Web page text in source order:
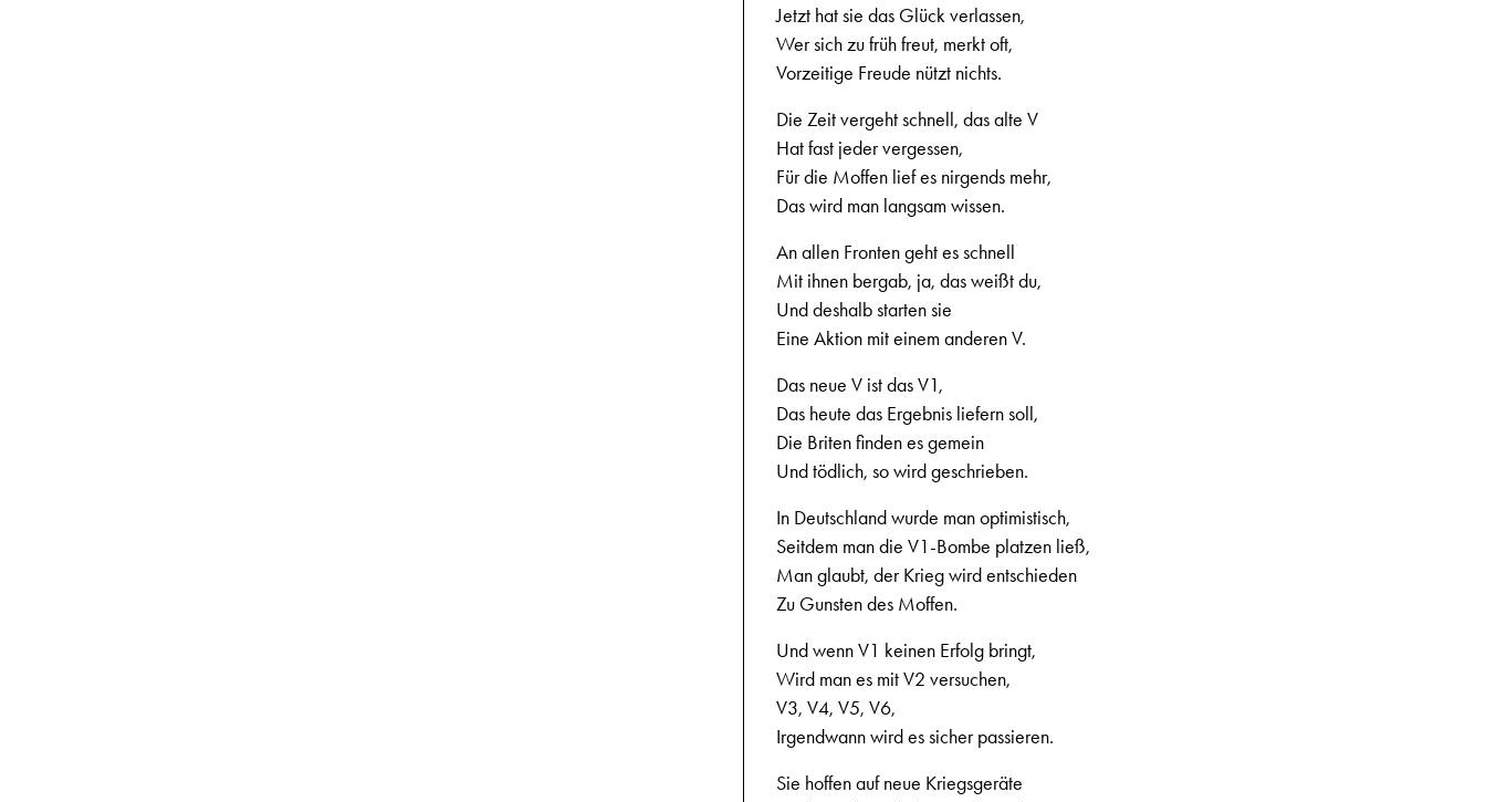
Jetzt hat sie das Glück verlassen,
Wer sich zu früh freut, merkt oft,
Vorzeitige Freude nützt nichts.
Die Zeit vergeht schnell, das alte V
Hat fast jeder vergessen,
Für die Moffen lief es nirgends mehr,
Das wird man langsam wissen.
An allen Fronten geht es schnell
Mit ihnen bergab, ja, das weißt du,
Und deshalb starten sie
Eine Aktion mit einem anderen V.
Das neue V ist das V1,
Das heute das Ergebnis liefern soll,
Die Briten finden es gemein
Und tödlich, so wird geschrieben.
In Deutschland wurde man optimistisch,
Seitdem man die V1-Bombe platzen ließ,
Man glaubt, der Krieg wird entschieden
Zu Gunsten des Moffen.
Und wenn V1 keinen Erfolg bringt,
Wird man es mit V2 versuchen,
V3, V4, V5, V6,
Irgendwann wird es sicher passieren.
Sie hoffen auf neue Kriegsgeräte